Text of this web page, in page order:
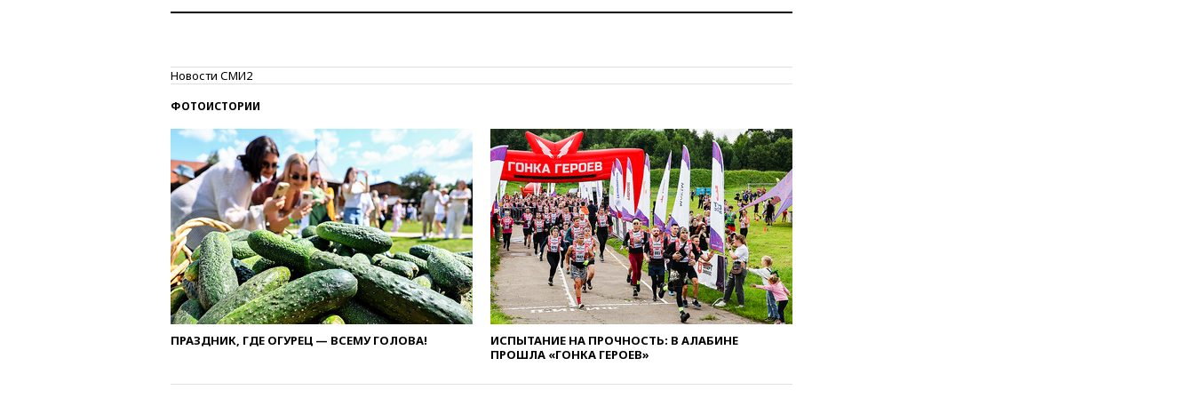
11:37В Ярославской области
11:19МИД России ответил на
критику мэра Хиросимы в
10:57Оверчук заявил о
сокращении товарооборота
России и Армении на две
трети
10:54Президент ФИФА
Джанни Инфантино сумел
сохранить пост
10:38Роскачество нашло
кишечную палочку в бургерах
пяти популярных сетей
10:19СКР рассматривает три
Новости СМИ2
ФОТОИСТОРИИ
ПРАЗДНИК, ГДЕ ОГУРЕЦ — ВСЕМУ ГОЛОВА!
ИСПЫТАНИЕ НА ПРОЧНОСТЬ: В АЛАБИНЕ
ПРОШЛА «ГОНКА ГЕРОЕВ»